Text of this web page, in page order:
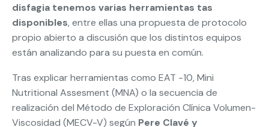
disfagia tenemos varias herramientas tas
disponibles, entre ellas una propuesta de protocolo
propio abierto a discusión que los distintos equipos
están analizando para su puesta en común.
Tras explicar herramientas como EAT -10, Mini
Nutritional Assesment (MNA) o la secuencia de
realización del Método de Exploración Clínica Volumen-
Viscosidad (MECV-V) según Pere Clavé y